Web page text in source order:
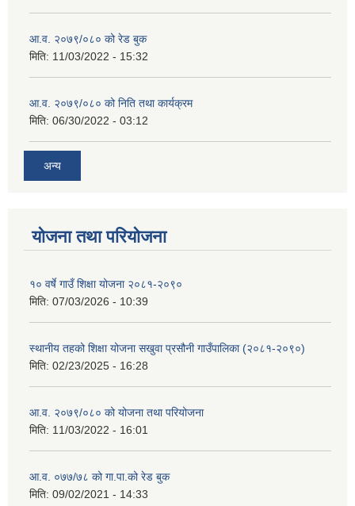
आ.व. २०७९/०८० को रेड बुक
मिति: 11/03/2022 - 15:32
आ.व. २०७९/०८० को निति तथा कार्यक्रम
मिति: 06/30/2022 - 03:12
अन्य
योजना तथा परियोजना
१० वर्षे गाउँ शिक्षा योजना २०८१-२०९०
मिति: 07/03/2026 - 10:39
स्थानीय तहको शिक्षा योजना सखुवा प्रसौनी गाउँपालिका (२०८१-२०९०)
मिति: 02/23/2025 - 16:28
आ.व. २०७९/०८० को योजना तथा परियोजना
मिति: 11/03/2022 - 16:01
आ.व. ०७७/७८ को गा.पा.को रेड बुक
मिति: 09/02/2021 - 14:33